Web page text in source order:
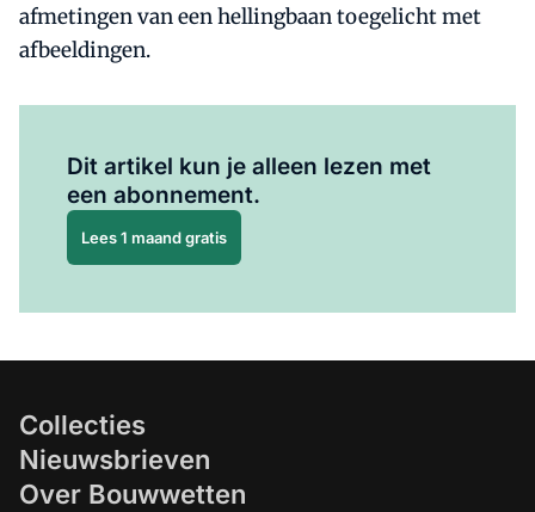
afmetingen van een hellingbaan toegelicht met
afbeeldingen.
Dit artikel kun je alleen lezen met
een abonnement.
Lees 1 maand gratis
Collecties
Nieuwsbrieven
Over Bouwwetten